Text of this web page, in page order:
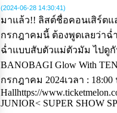
(2024-06-28 14:30:41)
มาแล้ว!! ลิสต์ชื่อคอนเสิร์ตแ
กรกฎาคมนี้ ต้องพูดเลยว่าฉ่
ฉ่ำแบบสับตัวแม่ตัวมัม ไปดู
BANOBAGI Glow With
กรกฎาคม 2024เวลา : 18:00
Hallhttps://
JUNIOR< SUPER SHOW